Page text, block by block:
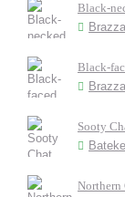
Black-
Black-
Sooty
Northern